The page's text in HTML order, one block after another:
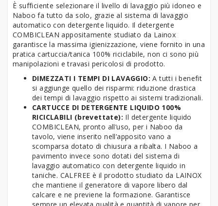
È sufficiente selezionare il livello di lavaggio più idoneo e
Naboo fa tutto da solo, grazie al sistema di lavaggio
automatico con detergente liquido. Il detergente
COMBICLEAN appositamente studiato da Lainox
garantisce la massima igienizzazione, viene fornito in una
pratica cartuccia/tanica 100% riciclabile, non ci sono più
manipolazioni e travasi pericolosi di prodotto.
DIMEZZATI I TEMPI DI LAVAGGIO:A tutti i benefit
si aggiunge quello dei risparmi: riduzione drastica
dei tempi di lavaggio rispetto ai sistemi tradizionali.
CARTUCCE DI DETERGENTE LIQUIDO 100%
RICICLABILI (brevettate): Il detergente liquido
COMBICLEAN, pronto all’uso, per i Naboo da
tavolo, viene inserito nell’apposito vano a
scomparsa dotato di chiusura a ribalta. I Naboo a
pavimento invece sono dotati del sistema di
lavaggio automatico con detergente liquido in
taniche. CALFREE è il prodotto studiato da LAINOX
che mantiene il generatore di vapore libero dal
calcare e ne previene la formazione. Garantisce
sempre un elevata qualità e quantità di vapore per